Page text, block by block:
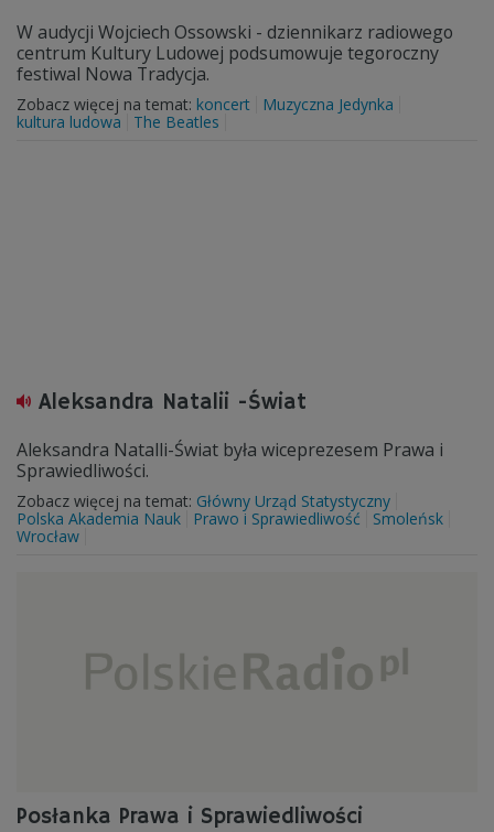
W audycji Wojciech Ossowski - dziennikarz radiowego
centrum Kultury Ludowej podsumowuje tegoroczny
festiwal Nowa Tradycja.
Zobacz więcej na temat: koncert
Muzyczna Jedynka
kultura ludowa
The Beatles
Aleksandra Natalii -Świat
Aleksandra Natalli-Świat była wiceprezesem Prawa i
Sprawiedliwości.
Zobacz więcej na temat: Główny Urząd Statystyczny
Polska Akademia Nauk
Prawo i Sprawiedliwość
Smoleńsk
Wrocław
Posłanka Prawa i Sprawiedliwości